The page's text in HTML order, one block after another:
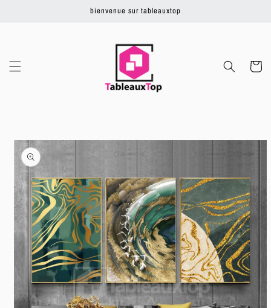
contenu
bienvenue sur tableauxtop
Panier
Passer aux
informations
produits